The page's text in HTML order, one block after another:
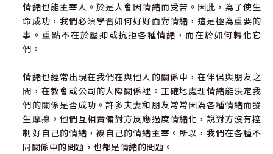
情緒也能主宰人。於是人會因情緒而受苦。因此，為了使生
命成功，我們必須學習如何好好面對情緒，這是極為重要的
事。重點不在於壓抑或抗拒各種情緒，而在於如何轉化它
們。
情緒也經常出現在我們在與他人的關係中，在伴侶與朋友之
間，在教會或公司的人際關係裡。正確地處理情緒能決定我
們的關係是否成功。許多夫妻和朋友常常因為各種情緒而發
生摩擦。他們互相責備對方反應過度情緒化，說對方沒有控
制好自己的情緒，被自己的情緒主宰。所以，我們在各種不
同關係中的問題，也都是情緒的問題。